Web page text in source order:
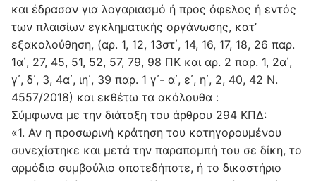
και έδρασαν για λογαριασμό ή προς όφελος ή εντός
των πλαισίων εγκληματικής οργάνωσης, κατ’
εξακολούθηση, (αρ. 1, 12, 13στ΄, 14, 16, 17, 18, 26 παρ.
1α΄, 27, 45, 51, 52, 57, 79, 98 ΠΚ και αρ. 2 παρ. 1, 2α΄,
γ΄, δ΄, 3, 4α΄, ιη΄, 39 παρ. 1 γ΄- α΄, ε΄, η΄, 2, 40, 42 Ν.
4557/2018) και εκθέτω τα ακόλουθα :
Σύμφωνα με την διάταξη του άρθρου 294 ΚΠΔ:
«1. Αν η προσωρινή κράτηση του κατηγορουμένου
συνεχίστηκε και μετά την παραπομπή του σε δίκη, το
αρμόδιο συμβούλιο οποτεδήποτε, ή το δικαστήριο